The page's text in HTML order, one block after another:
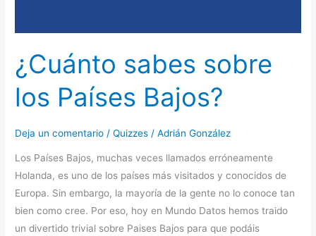
¿Cuánto sabes sobre
los Países Bajos?
Deja un comentario /Quizzes /Adrián González
Los Países Bajos, muchas veces llamados erróneamente
Holanda, es uno de los países más visitados y conocidos de
Europa. Sin embargo, la mayoría de la gente no lo conoce tan
bien como cree. Por eso, hoy en Mundo Datos hemos traido
un divertido trivial sobre Paises Bajos para que podáis